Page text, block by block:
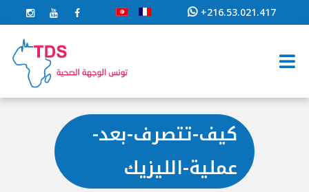
+216.53.021.417
كيف-تتصرف-بعد-
عملية-الليزيك